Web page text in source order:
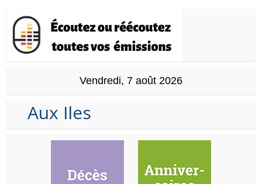
Vendredi, 7 août 2026
Aux Iles